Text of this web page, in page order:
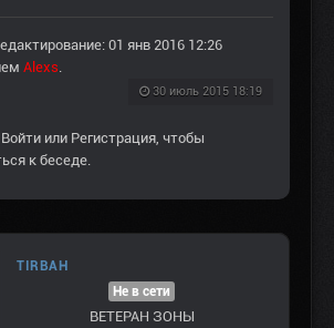
01 янв 2016 12:26
Alexs.
30 июль 2015 18:19
Войти или Регистрация, чтобы
к беседе.
TIRBAH
Не в сети
ВЕТЕРАН ЗOНЫ